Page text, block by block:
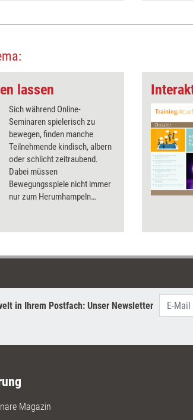
lassen
Sich während Online-
Seminaren spielerisch zu
bewegen, finden manche
Teilnehmende kindisch, albern
oder schlicht zeitraubend.
Dabei müssen
Bewegungsspiele nicht immer
nur zum Herumhampeln
Serie stellt Caroline Winning
in Ihrem Postfach: Unser Newsletter
Magazin